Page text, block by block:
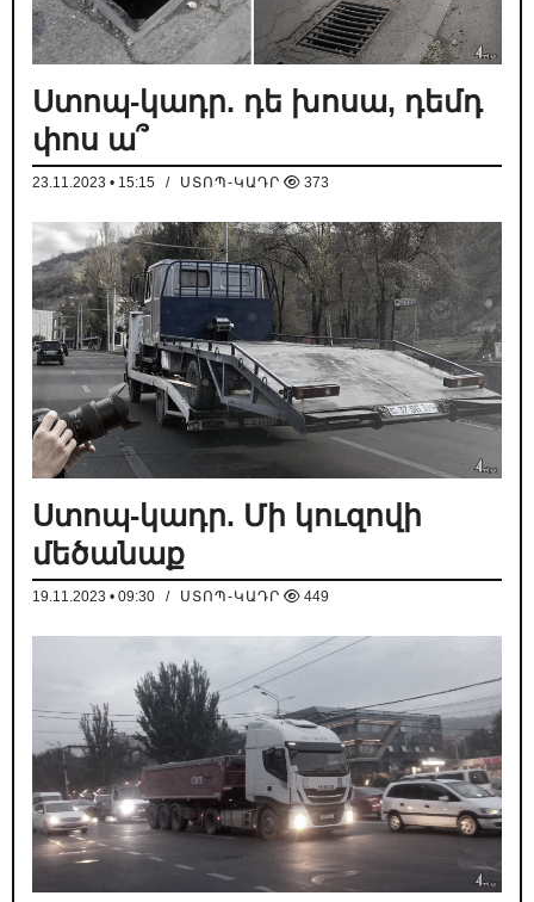
Ստոպ-կադր. դե խոսա, դեմդ
փոս ա՞
23.11.2023 • 15:15 / ՍՏՈՊ-ԿԱԴՐ 373
Ստոպ-կադր. Մի կուզովի
մեծանաք
19.11.2023 • 09:30 / ՍՏՈՊ-ԿԱԴՐ 449